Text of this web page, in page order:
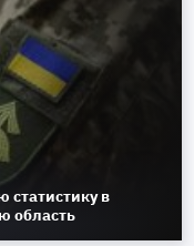
статистику в
область